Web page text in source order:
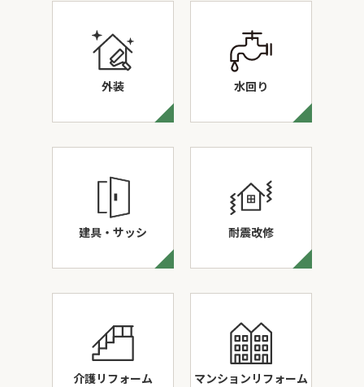
外装 水回り
建具・サッシ 耐震改修
介護リフォーム マンションリフォーム